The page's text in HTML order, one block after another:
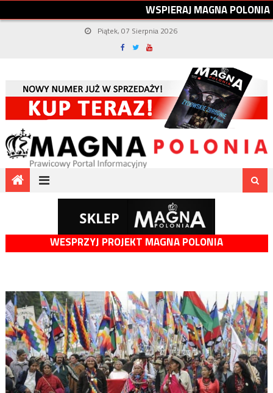
WSPIERAJMAGNAPOLONIA
Piątek, 07 Sierpnia 2026
WESPRZYJ PROJEKT MAGNA POLONIA